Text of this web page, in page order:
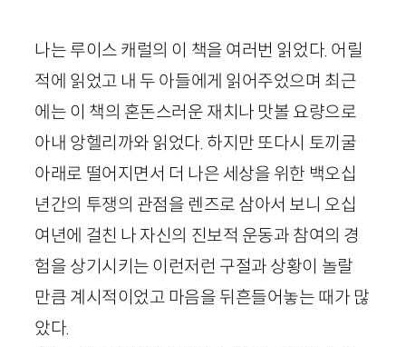
나는 루이스 캐럴의 이 책을 여러번 읽었다. 어릴
적에 읽었고 내 두 아들에게 읽어주었으며 최근
에는 이 책의 혼돈스러운 재치나 맛볼 요량으로
아내 앙헬리까와 읽었다. 하지만 또다시 토끼굴
아래로 떨어지면서 더 나은 세상을 위한 백오십
년간의 투쟁의 관점을 렌즈로 삼아서 보니 오십
여년에 걸친 나 자신의 진보적 운동과 참여의 경
험을 상기시키는 이런저런 구절과 상황이 놀랄
만큼 계시적이었고 마음을 뒤흔들어놓는 때가 많
았다.